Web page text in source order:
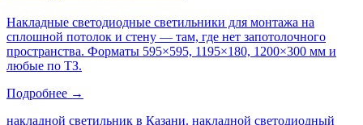
Накладные светодиодные светильники для монтажа на
сплошной потолок и стену — там, где нет запотолочного
пространства. Форматы 595×595, 1195×180, 1200×300 мм и
любые по ТЗ.
Подробнее →
накладной светильник в Казани. накладной светодиодный